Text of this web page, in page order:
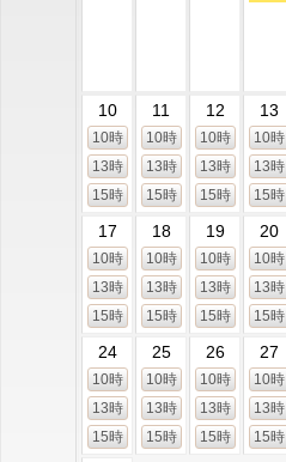
10
10時
13時
15時
11
10時
13時
15時
12
10時
13時
15時
13
10時
13時
15時
17
10時
13時
15時
18
10時
13時
15時
19
10時
13時
15時
20
10時
13時
15時
24
10時
13時
15時
25
10時
13時
15時
26
10時
13時
15時
27
10時
13時
15時